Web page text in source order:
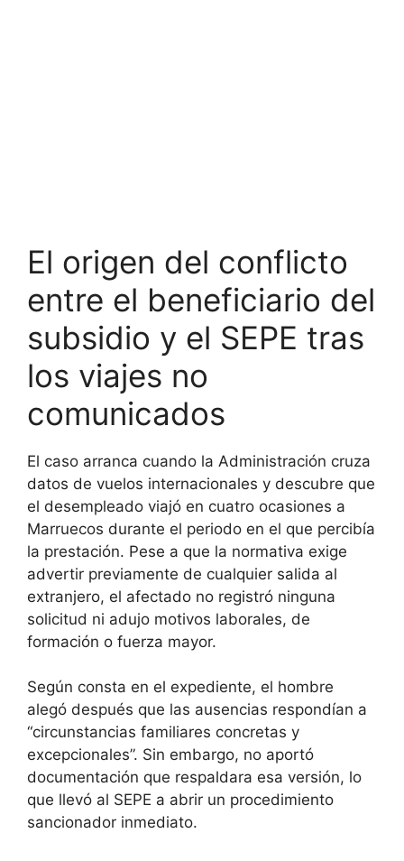
El origen del conflicto
entre el beneficiario del
subsidio y el SEPE tras
los viajes no
comunicados
El caso arranca cuando la Administración cruza
datos de vuelos internacionales y descubre que
el desempleado viajó en cuatro ocasiones a
Marruecos durante el periodo en el que percibía
la prestación. Pese a que la normativa exige
advertir previamente de cualquier salida al
extranjero, el afectado no registró ninguna
solicitud ni adujo motivos laborales, de
formación o fuerza mayor.
Según consta en el expediente, el hombre
alegó después que las ausencias respondían a
“circunstancias familiares concretas y
excepcionales”. Sin embargo, no aportó
documentación que respaldara esa versión, lo
que llevó al SEPE a abrir un procedimiento
sancionador inmediato.